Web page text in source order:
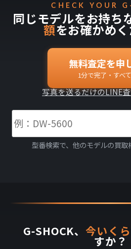
CHECK YOUR
同じモデルをお持ち
額をお確かめく
無料査定を申
1分で完了・すべ
写真を送るだけのLINE
型番検索で、他のモデルの買
G-SHOCK、今いく
すか？